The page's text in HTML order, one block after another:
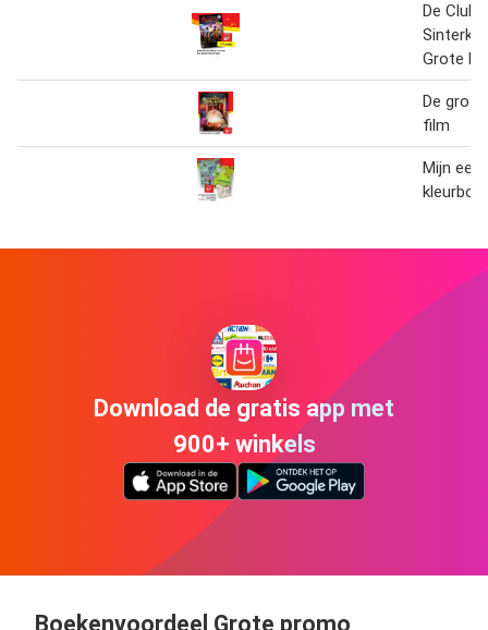
De Club
Grote
De
film
Mijn
Download de gratis app met
900+ winkels
Boekenvoordeel Grote promo